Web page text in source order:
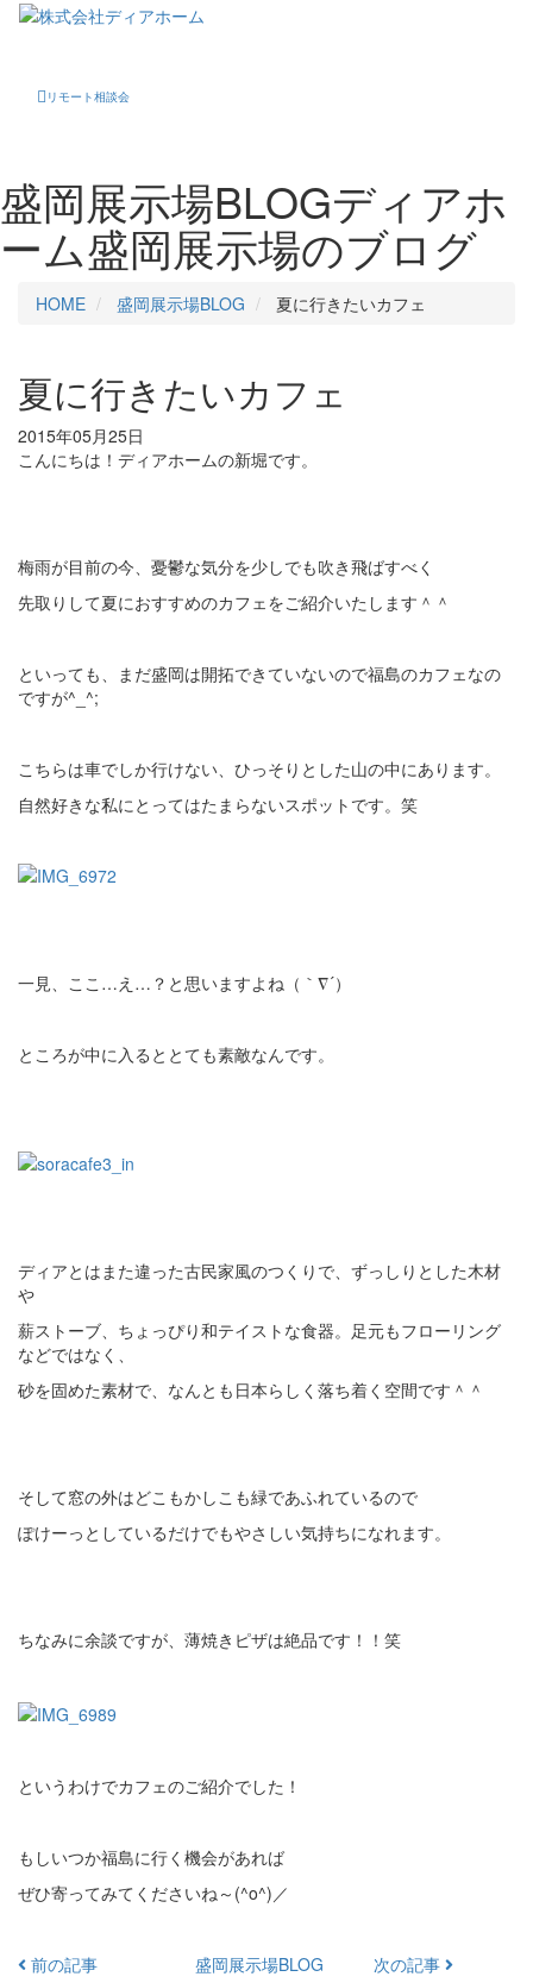
リモート相談会
盛岡展示場BLOGディアホ
ーム盛岡展示場のブログ
HOME 盛岡展示場BLOG 夏に行きたいカフェ
夏に行きたいカフェ
2015年05月25日
こんにちは！ディアホームの新堀です。
梅雨が目前の今、憂鬱な気分を少しでも吹き飛ばすべく
先取りして夏におすすめのカフェをご紹介いたします＾＾
といっても、まだ盛岡は開拓できていないので福島のカフェなの
ですが^_^;
こちらは車でしか行けない、ひっそりとした山の中にあります。
自然好きな私にとってはたまらないスポットです。笑
一見、ここ…え…？と思いますよね（｀∇´）
ところが中に入るととても素敵なんです。
ディアとはまた違った古民家風のつくりで、ずっしりとした木材
や
薪ストーブ、ちょっぴり和テイストな食器。足元もフローリング
などではなく、
砂を固めた素材で、なんとも日本らしく落ち着く空間です＾＾
そして窓の外はどこもかしこも緑であふれているので
ぽけーっとしているだけでもやさしい気持ちになれます。
ちなみに余談ですが、薄焼きピザは絶品です！！笑
というわけでカフェのご紹介でした！
もしいつか福島に行く機会があれば
ぜひ寄ってみてくださいね～(^o^)／
前の記事 盛岡展示場BLOG 次の記事